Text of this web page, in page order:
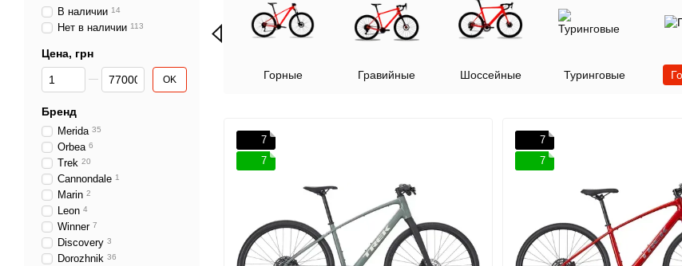
Горные Гравийные Шоссейные Туринговые
7
7
7
7
В наличии 14
Нет в наличии 113
Цена, грн
От Цена, грн
До Цена, грн OK
Бренд
Merida 35
Orbea 6
Trek 20
Cannondale 1
Marin 2
Leon 4
Winner 7
Discovery 3
Dorozhnik 36